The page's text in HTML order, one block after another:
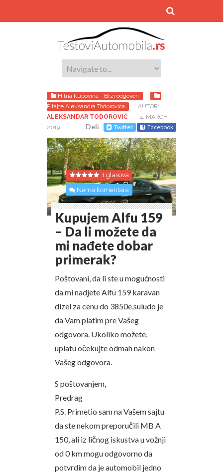
Hitna kupovina - Brzi odgovori
Pitajte Aleksandra Todorovica
AUTOR:
ALEKSANDAR TODOROVIĆ
-
4. MARCH
2019.
Deli Twitter Facebook
1 glasova
Nema komentara
Kupujem Alfu 159
– Da li možete da
mi nađete dobar
primerak?
Poštovani, da li ste u mogućnosti
da mi nadjete Alfu 159 karavan
dizel za cenu do 3850e,suludo je
da Vam platim pre Vašeg
odgovora. Ukoliko možete,
uplatu očekujte odmah nakon
Vašeg odgovora.
S poštovanjem,
Predrag
P.S. Primetio sam na Vašem sajtu
da ste nekom preporučili MB A
150, ali iz ličnog iskustva u vožnji
od 0 km mogu odgovorno da
potvrdim da je automobil jedno